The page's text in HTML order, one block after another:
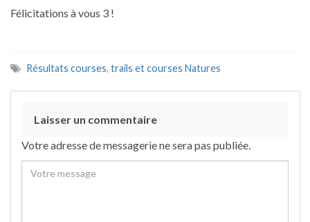
Félicitations à vous 3 !
Résultats courses, trails et courses Natures
Laisser un commentaire
Votre adresse de messagerie ne sera pas publiée.